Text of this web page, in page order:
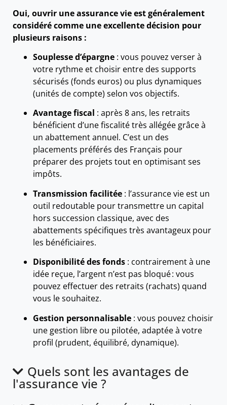
Oui, ouvrir une assurance vie est généralement
considéré comme une excellente décision pour
plusieurs raisons :
Souplesse d’épargne : vous pouvez verser à
votre rythme et choisir entre des supports
sécurisés (fonds euros) ou plus dynamiques
(unités de compte) selon vos objectifs.
Avantage fiscal : après 8 ans, les retraits
bénéficient d’une fiscalité très allégée grâce à
un abattement annuel. C’est un des
placements préférés des Français pour
préparer des projets tout en optimisant ses
impôts.
Transmission facilitée : l’assurance vie est un
outil redoutable pour transmettre un capital
hors succession classique, avec des
abattements spécifiques très avantageux pour
les bénéficiaires.
Disponibilité des fonds : contrairement à une
idée reçue, l’argent n’est pas bloqué : vous
pouvez effectuer des retraits (rachats) quand
vous le souhaitez.
Gestion personnalisable : vous pouvez choisir
une gestion libre ou pilotée, adaptée à votre
profil (prudent, équilibré, dynamique).
Quels sont les avantages de
l'assurance vie ?